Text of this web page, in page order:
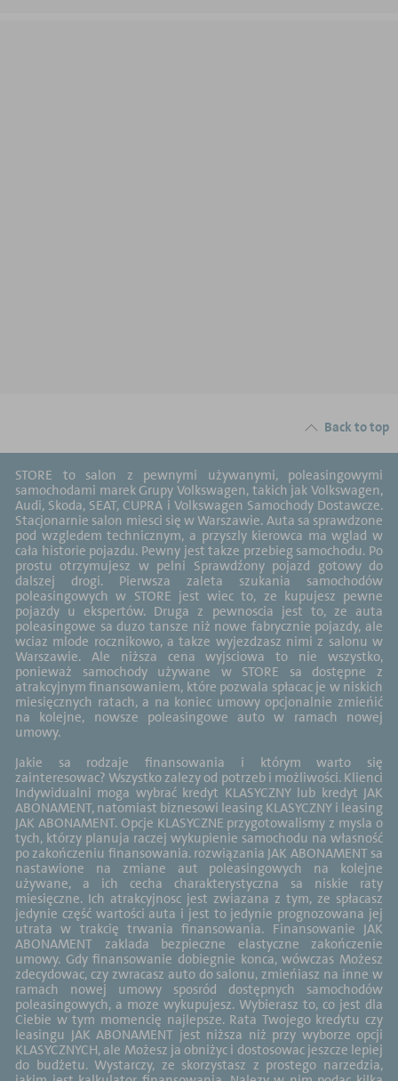
Back to top
STORE to salon z pewnymi używanymi, poleasingowymi
samochodami marek Grupy Volkswagen, takich jak Volkswagen,
Audi, Skoda, SEAT, CUPRA i Volkswagen Samochody Dostawcze.
Stacjonarnie salon miesci się w Warszawie. Auta sa sprawdzone
pod wzgledem technicznym, a przyszly kierowca ma wglad w
cała historie pojazdu. Pewny jest takze przebieg samochodu. Po
prostu otrzymujesz w pelni Sprawdźony pojazd gotowy do
dalszej drogi. Pierwsza zaleta szukania samochodów
poleasingowych w STORE jest wiec to, ze kupujesz pewne
pojazdy u ekspertów. Druga z pewnoscia jest to, ze auta
poleasingowe sa duzo tansze niż nowe fabrycznie pojazdy, ale
wciaz mlode rocznikowo, a takze wyjezdzasz nimi z salonu w
Warszawie. Ale niższa cena wyjsciowa to nie wszystko,
ponieważ samochody używane w STORE sa dostępne z
atrakcyjnym finansowaniem, które pozwala spłacac je w niskich
miesięcznych ratach, a na koniec umowy opcjonalnie zmieńić
na kolejne, nowsze poleasingowe auto w ramach nowej
umowy.
Jakie sa rodzaje finansowania i którym warto się
zainteresowac? Wszystko zalezy od potrzeb i możliwości. Klienci
Indywidualni moga wybrać kredyt KLASYCZNY lub kredyt JAK
ABONAMENT, natomiast biznesowi leasing KLASYCZNY i leasing
JAK ABONAMENT. Opcje KLASYCZNE przygotowalismy z mysla o
tych, którzy planuja raczej wykupienie samochodu na własność
po zakończeniu finansowania. rozwiązania JAK ABONAMENT sa
nastawione na zmiane aut poleasingowych na kolejne
używane, a ich cecha charakterystyczna sa niskie raty
miesięczne. Ich atrakcyjnosc jest zwiazana z tym, ze spłacasz
jedynie część wartości auta i jest to jedynie prognozowana jej
utrata w trakcię trwania finansowania. Finansowanie JAK
ABONAMENT zaklada bezpieczne elastyczne zakończenie
umowy. Gdy finansowanie dobiegnie konca, wówczas Możesz
zdecydowac, czy zwracasz auto do salonu, zmieńiasz na inne w
ramach nowej umowy sposród dostępnych samochodów
poleasingowych, a moze wykupujesz. Wybierasz to, co jest dla
Ciebie w tym momencię najlepsze. Rata Twojego kredytu czy
leasingu JAK ABONAMENT jest niższa niż przy wyborze opcji
KLASYCZNYCH, ale Możesz ja obniżyc i dostosowac jeszcze lepiej
do budżetu. Wystarczy, ze skorzystasz z prostego narzedzia,